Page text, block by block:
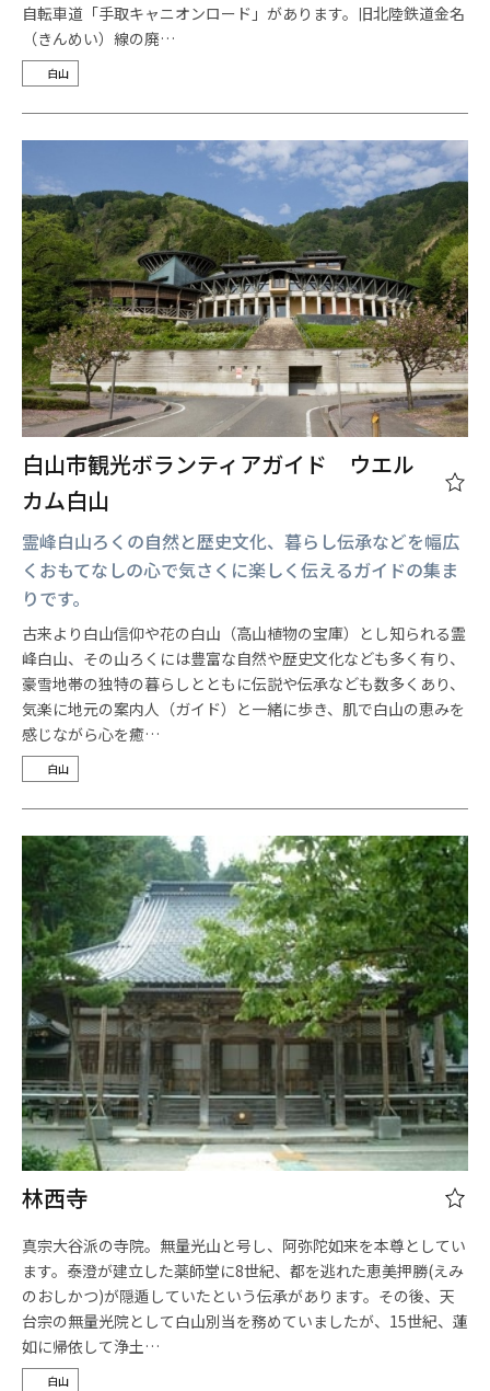
自転車道「手取キャニオンロード」があります。旧北陸鉄道金名
（きんめい）線の廃…
白山
白山市観光ボランティアガイド ウエル
カム白山
霊峰白山ろくの自然と歴史文化、暮らし伝承などを幅広
くおもてなしの心で気さくに楽しく伝えるガイドの集ま
りです。
古来より白山信仰や花の白山（高山植物の宝庫）とし知られる霊
峰白山、その山ろくには豊富な自然や歴史文化なども多く有り、
豪雪地帯の独特の暮らしとともに伝説や伝承なども数多くあり、
気楽に地元の案内人（ガイド）と一緒に歩き、肌で白山の恵みを
感じながら心を癒…
白山
林西寺
真宗大谷派の寺院。無量光山と号し、阿弥陀如来を本尊としてい
ます。泰澄が建立した薬師堂に8世紀、都を逃れた恵美押勝(えみ
のおしかつ)が隠遁していたという伝承があります。その後、天
台宗の無量光院として白山別当を務めていましたが、15世紀、蓮
如に帰依して浄土…
白山